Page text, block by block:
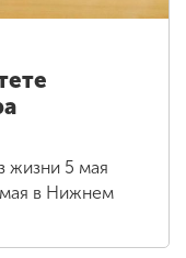
жизни 5 мая
в Нижнем